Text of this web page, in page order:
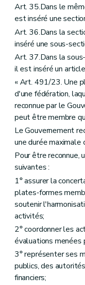
Art. 35.Dans le
est inséré une
Art. 36.Dans la
inséré une sous-
Art. 37.Dans la
il est inséré un
« Art. 491/23. Une
d'une fédération,
reconnue par le
peut être membre
Le Gouvernement
une durée maximale
Pour être reconnue,
suivantes :
1° assurer la
plates-formes
soutenir
activités;
2° coordonner les
évaluations
3° représenter ses
publics, des
financiers;